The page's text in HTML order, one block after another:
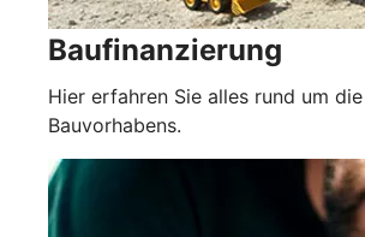
Baufinanzierung
Hier erfahren Sie alles rund um
Bauvorhabens.